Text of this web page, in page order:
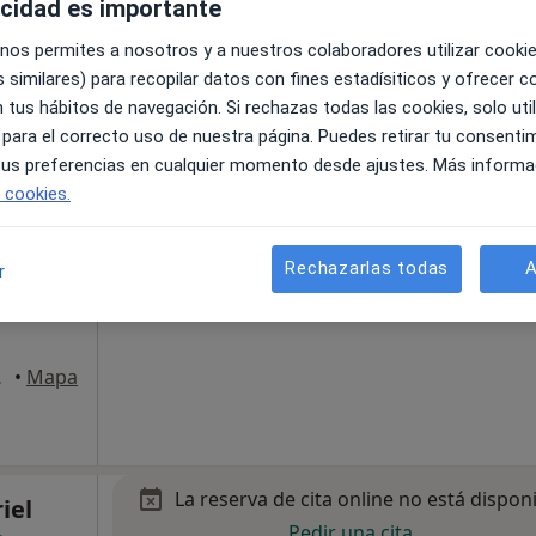
• Mapa
La reserva de cita online no está
es importante
permites a nosotros y a nuestros colaboradores utilizar
similares) para recopilar datos con fines estadísiticos y ofrecer
tus hábitos de navegación. Si rechazas todas las cookies, solo
el correcto uso de nuestra página. Puedes retirar tu
preferencias en cualquier momento desde ajustes. Más
Rechazarlas todas